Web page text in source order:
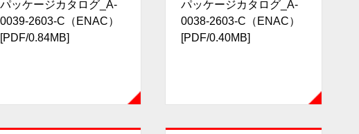
パッケージカタログ_A-
0039-2603-C（ENAC）
[PDF/0.84MB]
パッケージカタログ_A-
0038-2603-C（ENAC）
[PDF/0.40MB]